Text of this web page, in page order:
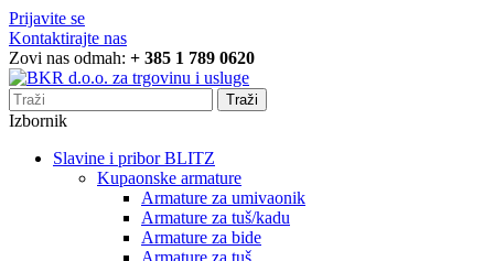
Prijavite se
Kontaktirajte nas
Zovi nas odmah: + 385 1 789 0620
Traži
Izbornik
Slavine i pribor BLITZ
Kupaonske armature
Armature za umivaonik
Armature za tuš/kadu
Armature za bide
Armature za tuš